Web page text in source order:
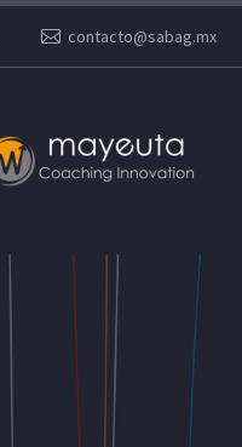
contacto@sabag.mx